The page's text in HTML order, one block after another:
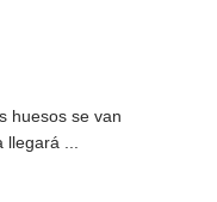
huesos se van
...